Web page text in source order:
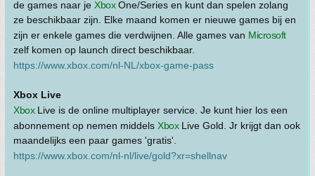
de games naar je XboxOne/Series en kunt dan spelen zolang
ze beschikbaar zijn. Elke maand komen er nieuwe games bij en
zijn er enkele games die verdwijnen. Alle games van Microsoft
zelf komen op launch direct beschikbaar.
https://www.xbox.com/nl-NL/xbox-game-pass
Xbox Live
XboxLive is de online multiplayer service. Je kunt hier los een
abonnement op nemen middels XboxLive Gold. Jr krijgt dan ook
maandelijks een paar games 'gratis'.
https://www.xbox.com/nl-nl/live/gold?xr=shellnav